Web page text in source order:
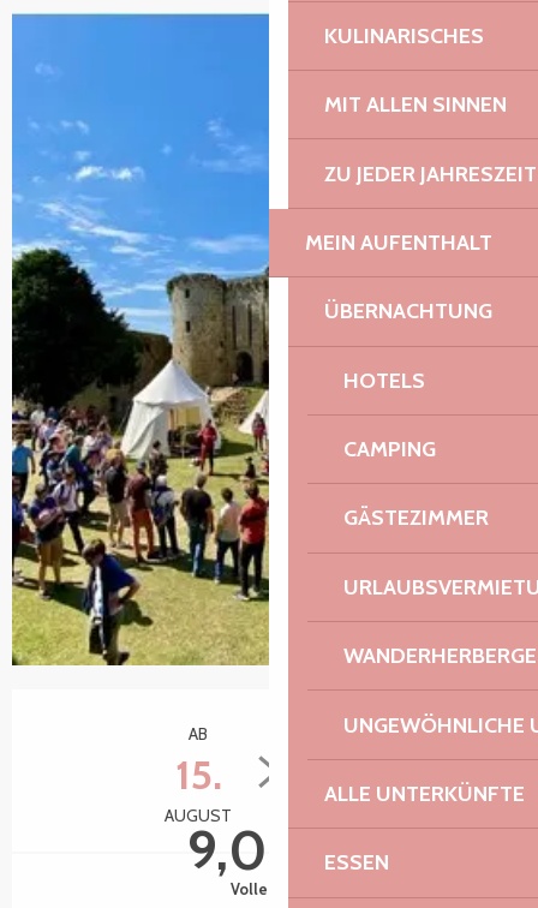
KULINARISCHES
MIT ALLEN SINNEN
ZU JEDER JAHRESZEIT
MEIN AUFENTHALT
ÜBERNACHTUNG
HOTELS
CAMPING
GÄSTEZIMMER
UNGEWÖHNLICHE
ALLE UNTERKÜNFTE
ESSEN
AB
15.
AUGUST
BIS ZUM
16.
9,00 €
Volle Preis